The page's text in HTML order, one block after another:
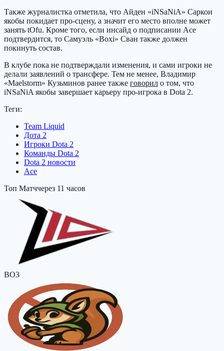
Также журналистка отметила, что Айден «iNSaNiA» Саркои
якобы покидает про-сцену, а значит его место вполне может
занять tOfu. Кроме того, если инсайд о подписании Ace
подтвердится, то Самуэль «Boxi» Сван также должен
покинуть состав.
В клубе пока не подтверждали изменения, и сами игроки не
делали заявлений о трансфере. Тем не менее, Владимир
«Maelstorm» Кузьминов ранее также говорил о том, что
iNSaNiA якобы завершает карьеру про-игрока в Dota 2.
Теги:
Team Liquid
Дота 2
Игроки Dota 2
Команды Dota 2
Dota 2 новости
Ace
Топ Матччерез 11 часов
BO3